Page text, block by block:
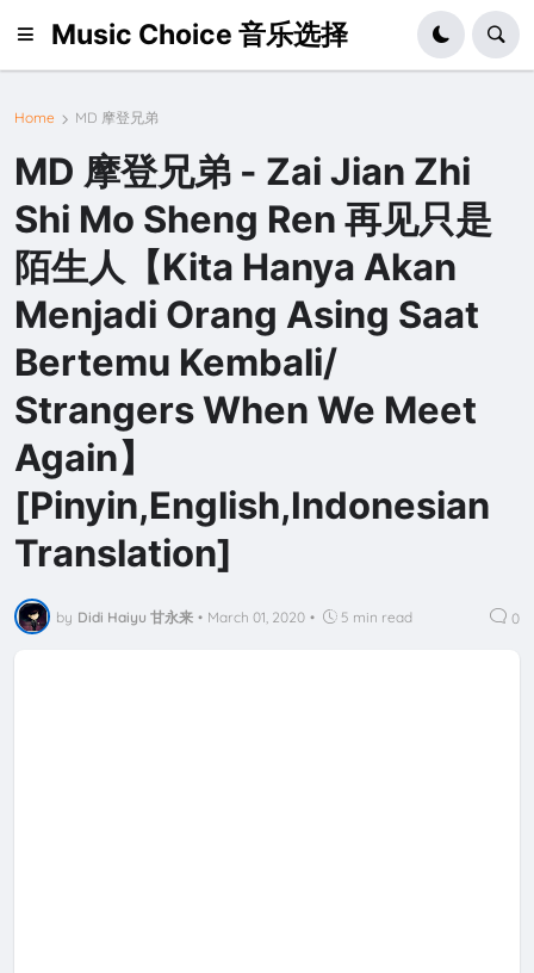
Music Choice 音乐选择
Home MD 摩登兄弟
MD 摩登兄弟 - Zai Jian Zhi
Shi Mo Sheng Ren 再见只是
陌生人【Kita Hanya Akan
Menjadi Orang Asing Saat
Bertemu Kembali/
Strangers When We Meet
Again】
[Pinyin,English,Indonesian
Translation]
by Didi Haiyu 甘永来 • March 01, 2020 • 5 min read 0